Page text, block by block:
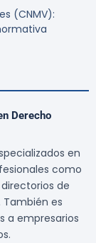
(CNMV):
Derecho
en
como
de
es
a empresarios